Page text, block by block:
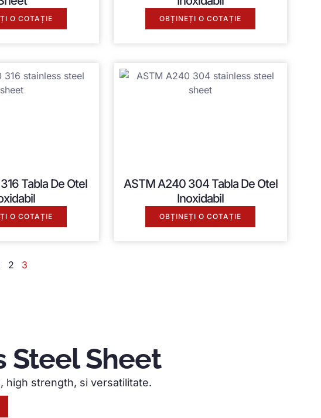
O COTAȚIE OBȚINEȚI O COTAȚIE
316 Tabla De Otel
O COTAȚIE
ASTM A240304 Tabla De Otel
Inoxidabil
OBȚINEȚI O COTAȚIE
2 3
Steel Sheet
, high strength, si versatilitate.